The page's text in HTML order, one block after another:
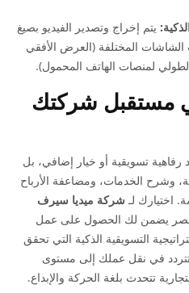
يتم إخراج وتصدير الفيديو بصيغ
الشاشات المختلفة (العرض الأفقي
لمنصات الهاتف المحمول).
مستقبل شركتك
رفاهية تسويقية أو خيار إضافي، بل
وشرح الخدمات، ومضاعفة الأرباح
اختيارك لـ شركة ميديا سيرف
يضمن لك الحصول على عمل
التسويقية الذكية التي تحقق
تتردد في نقل عملك إلى مستوى
تتحدث بلغة الحركة والإبداع.